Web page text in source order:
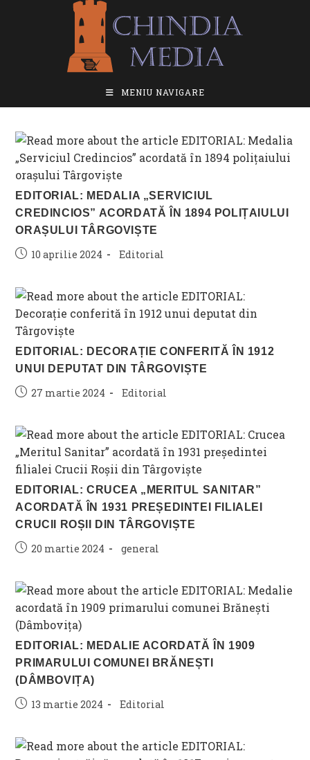
MENIU NAVIGARE
EDITORIAL: MEDALIA „SERVICIUL
CREDINCIOS” ACORDATĂ ÎN 1894 POLIȚAIULUI
ORAȘULUI TÂRGOVIȘTE
Post10 aprilie 2024
Post
Editorial
EDITORIAL: DECORAȚIE CONFERITĂ ÎN 1912
UNUI DEPUTAT DIN TÂRGOVIȘTE
Post27 martie 2024
Post
Editorial
EDITORIAL: CRUCEA „MERITUL SANITAR”
ACORDATĂ ÎN 1931 PREȘEDINTEI FILIALEI
CRUCII ROȘII DIN TÂRGOVIȘTE
Post20 martie 2024
Post
general
EDITORIAL: MEDALIE ACORDATĂ ÎN 1909
PRIMARULUI COMUNEI BRĂNEȘTI
(DÂMBOVIȚA)
Post13 martie 2024
Post
Editorial